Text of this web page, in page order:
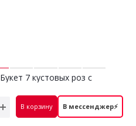
Букет 7 кустовых роз с
4 100 руб.
В корзину В мессенджер⚡